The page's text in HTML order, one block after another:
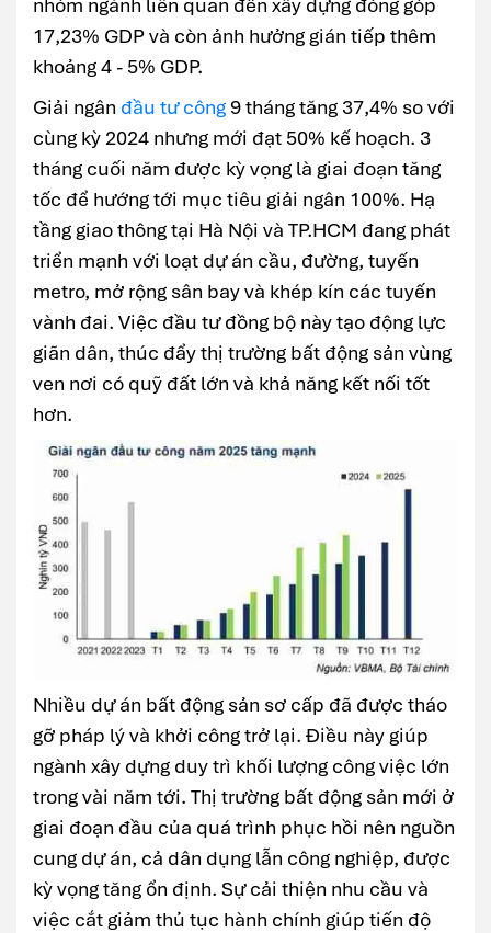
17,23% GDP và còn ảnh hưởng gián tiếp thêm
khoảng 4 - 5% GDP.
Giải ngân đầu tư công9 tháng tăng 37,4% so với
cùng kỳ 2024 nhưng mới đạt 50% kế hoạch. 3
tháng cuối năm được kỳ vọng là giai đoạn tăng
tốc để hướng tới mục tiêu giải ngân 100%. Hạ
tầng giao thông tại Hà Nội và TP.HCM đang phát
triển mạnh với loạt dự án cầu, đường, tuyến
metro, mở rộng sân bay và khép kín các tuyến
vành đai. Việc đầu tư đồng bộ này tạo động lực
giãn dân, thúc đẩy thị trường bất động sản vùng
ven nơi có quỹ đất lớn và khả năng kết nối tốt
hơn.
Nhiều dự án bất động sản sơ cấp đã được tháo
gỡ pháp lý và khởi công trở lại. Điều này giúp
ngành xây dựng duy trì khối lượng công việc lớn
trong vài năm tới. Thị trường bất động sản mới ở
giai đoạn đầu của quá trình phục hồi nên nguồn
cung dự án, cả dân dụng lẫn công nghiệp, được
kỳ vọng tăng ổn định. Sự cải thiện nhu cầu và
việc cắt giảm thủ tục hành chính giúp tiến độ